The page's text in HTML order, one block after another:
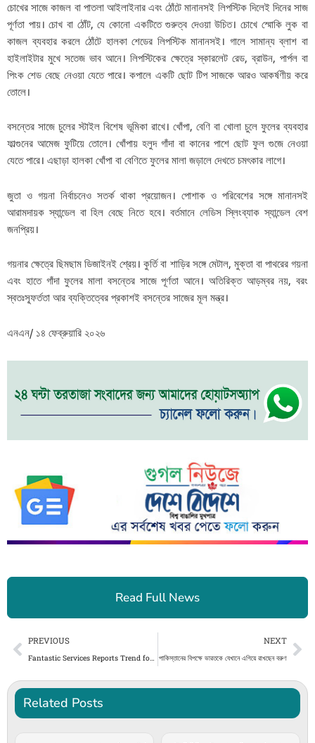
চোখের সাজে কাজল বা পাতলা আইলাইনার এবং ঠোঁটে মানানসই লিপস্টিক দিলেই দিনের সাজ
পূর্ণতা পায়। চোখ বা ঠোঁট, যে কোনো একটিতে গুরুত্ব দেওয়া উচিত। চোখে স্মোকি লুক বা
কাজল ব্যবহার করলে ঠোঁটে হালকা শেডের লিপস্টিক মানানসই। গালে সামান্য ব্লাশ বা
হাইলাইটার মুখে সতেজ ভাব আনে। লিপস্টিকের ক্ষেত্রে স্কারলেট রেড, ব্রাউন, পার্পল বা
পিংক শেড বেছে নেওয়া যেতে পারে। কপালে একটি ছোট টিপ সাজকে আরও আকর্ষণীয় করে
তোলে।
বসন্তের সাজে চুলের স্টাইল বিশেষ ভূমিকা রাখে। খোঁপা, বেণি বা খোলা চুলে ফুলের ব্যবহার
ফাল্গুনের আমেজ ফুটিয়ে তোলে। খোঁপায় হলুদ গাঁদা বা কানের পাশে ছোট ফুল গুজে নেওয়া
যেতে পারে। এছাড়া হালকা খোঁপা বা বেণিতে ফুলের মালা জড়ালে দেখতে চমৎকার লাগে।
জুতা ও গয়না নির্বাচনেও সতর্ক থাকা প্রয়োজন। পোশাক ও পরিবেশের সঙ্গে মানানসই
আরামদায়ক স্যান্ডেল বা হিল বেছে নিতে হবে। বর্তমানে লেডিস স্লিংব্যাক স্যান্ডেল বেশ
জনপ্রিয়।
গয়নার ক্ষেত্রে ছিমছাম ডিজাইনই শ্রেয়। কুর্তি বা শাড়ির সঙ্গে মেটাল, মুক্তা বা পাথরের গয়না
এবং হাতে গাঁদা ফুলের মালা বসন্তের সাজে পূর্ণতা আনে। অতিরিক্ত আড়ম্বর নয়, বরং
স্বতঃস্ফূর্ততা আর ব্যক্তিত্বের প্রকাশই বসন্তের সাজের মূল মন্ত্র।
এনএন/ ১৪ ফেব্রুয়ারি ২০২৬
Read Full News
Prev
PREVIOUS NEXT
পাকিস্তানের বিপক্ষে ভারতকে যেখানে এগিয়ে রাখছেন বরুণ
Related Posts